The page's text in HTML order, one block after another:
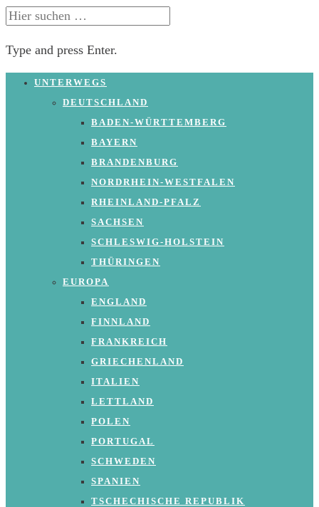
SUCHE
Type and press Enter.
Skip
UNTERWEGS
DEUTSCHLAND
BADEN-WÜRTTEMBERG
BAYERN
BRANDENBURG
NORDRHEIN-WESTFALEN
RHEINLAND-PFALZ
SACHSEN
SCHLESWIG-HOLSTEIN
THÜRINGEN
EUROPA
ENGLAND
FINNLAND
FRANKREICH
GRIECHENLAND
ITALIEN
LETTLAND
POLEN
PORTUGAL
SCHWEDEN
SPANIEN
TSCHECHISCHE REPUBLIK